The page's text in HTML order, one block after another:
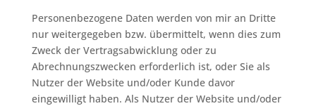
Personenbezogene Daten werden von mir an Dritte
nur weitergegeben bzw. übermittelt, wenn dies zum
Zweck der Vertragsabwicklung oder zu
Abrechnungszwecken erforderlich ist, oder Sie als
Nutzer der Website und/oder Kunde davor
eingewilligt haben. Als Nutzer der Website und/oder